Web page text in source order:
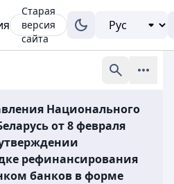
Старая
версия
сайта
Национального
от 8 февраля
рефинансирования
банков в форме